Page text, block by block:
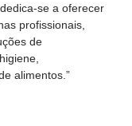
se a oferecer
profissionais,
de
alimentos.”